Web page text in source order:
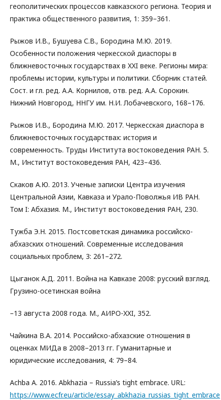
геополитических процессов кавказского региона. Теория и
практика общественного развития, 1: 359–361.
Рыжов И.В., Бушуева С.В., Бородина М.Ю. 2019.
Особенности положения черкесской диаспоры в
ближневосточных государствах в XXI веке. Регионы мира:
проблемы истории, культуры и политики. Сборник статей.
Сост. и гл. ред. А.А. Корнилов, отв. ред. А.А. Сорокин.
Нижний Новгород, ННГУ им. Н.И. Лобачевского, 168–176.
Рыжов И.В., Бородина М.Ю. 2017. Черкесская диаспора в
ближневосточных государствах: история и
современность. Труды Института востоковедения РАН. 5.
М., Институт востоковедения РАН, 423–436.
Скаков А.Ю. 2013. Ученые записки Центра изучения
Центральной Азии, Кавказа и Урало-Поволжья ИВ РАН.
Том I: Абхазия. М., Институт востоковедения РАН, 230.
Тужба Э.Н. 2015. Постсоветская динамика российско-
абхазских отношений. Современные исследования
социальных проблем, 3: 261–272.
Цыганок А.Д. 2011. Война на Кавказе 2008: русский взгляд.
Грузино-осетинская война
–13 августа 2008 года. М., АИРО-XXI, 352.
Чайкина В.А. 2014. Российско-абхазские отношения в
оценках МИДа в 2008–2013 гг. Гуманитарные и
юридические исследования, 4: 79–84.
Achba A. 2016. Abkhazia – Russia’s tight embrace. URL:
https://www.ecfr.eu/article/essay_abkhazia_russias_tight_embrace